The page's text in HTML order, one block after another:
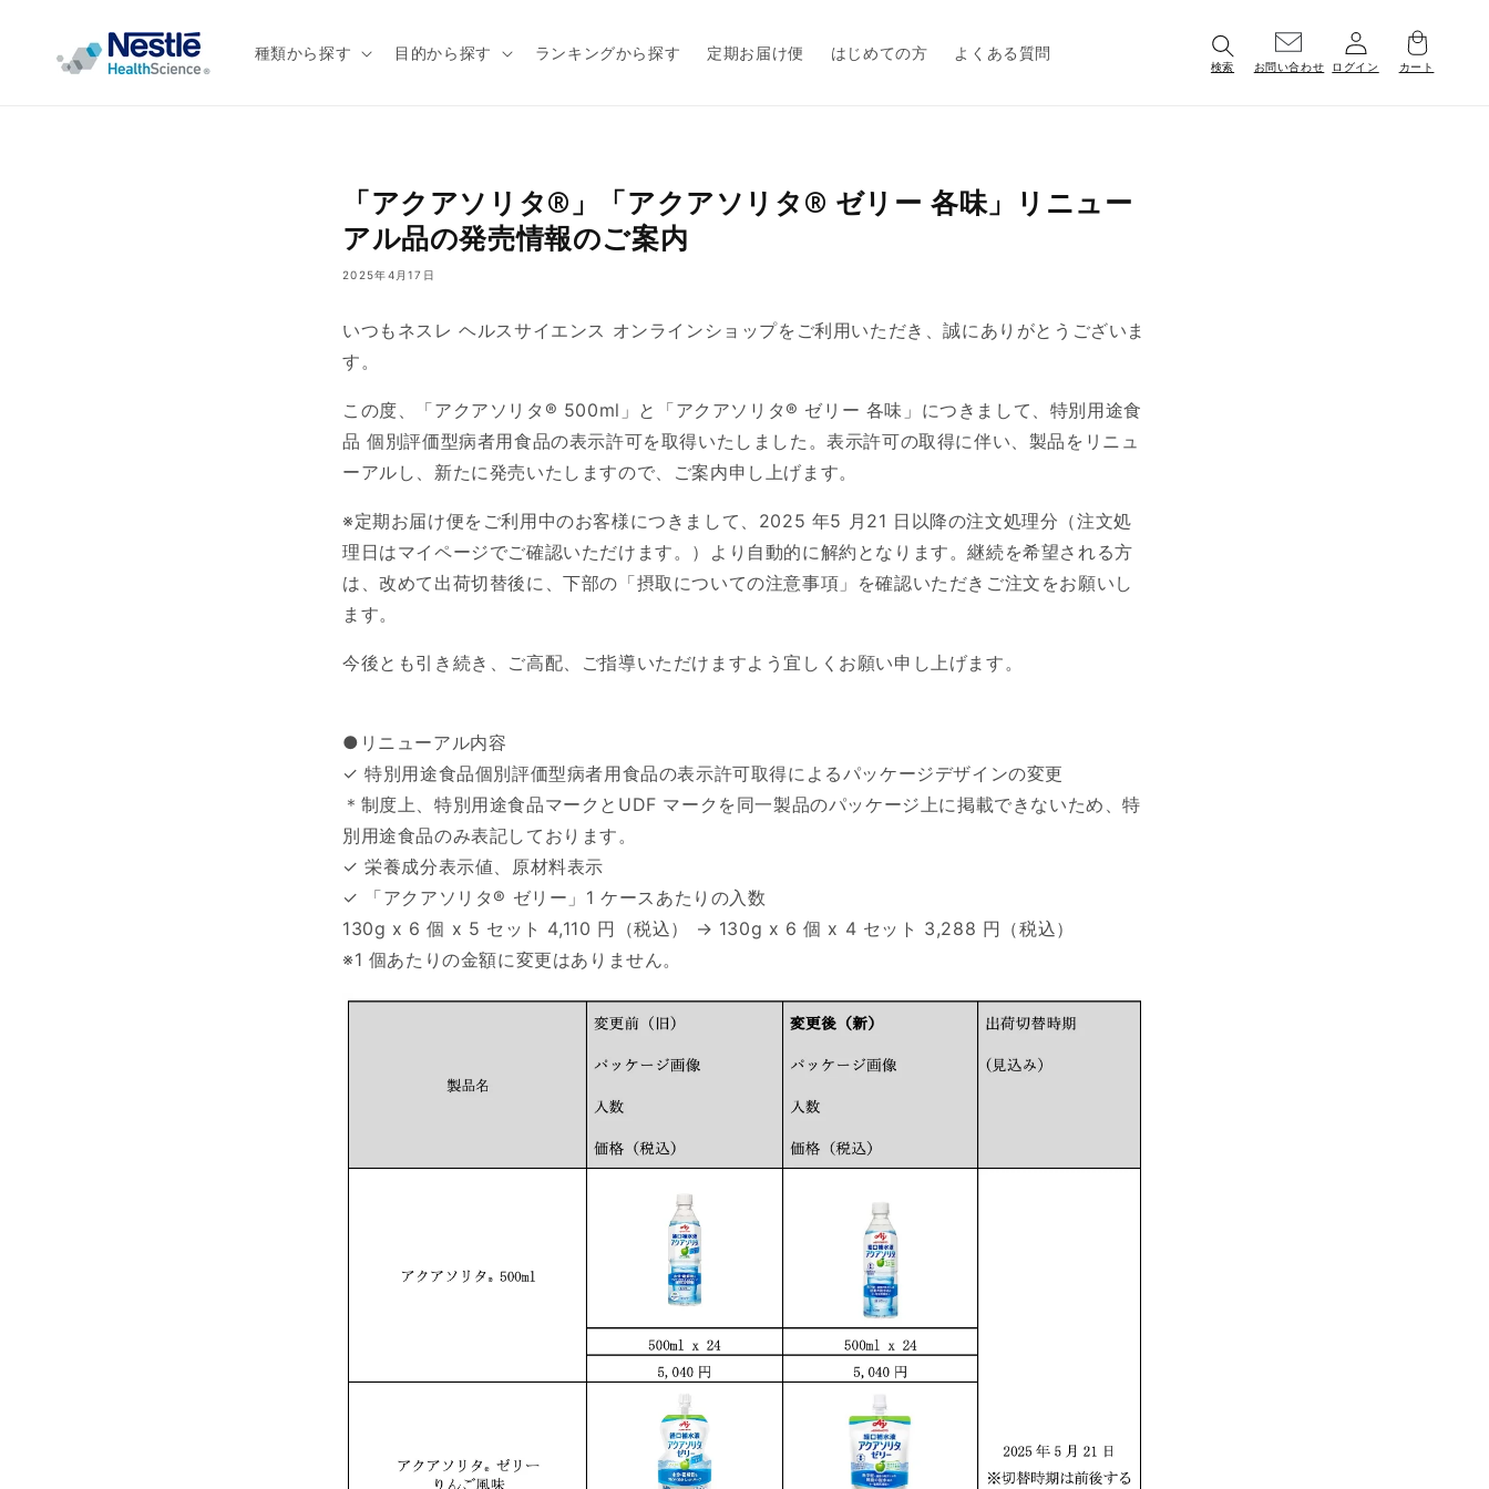
種類から探す 目的から探す ランキングから探す 定期お届け便 はじめての方 よくある質問
検索 お問い合わせ ログイン カート
「アクアソリタ®」「アクアソリタ® ゼリー 各味」リニュー
アル品の発売情報のご案内
2025年4月17日
いつもネスレ ヘルスサイエンス オンラインショップをご利用いただき、誠にありがとうございま
す。
この度、「アクアソリタ® 500ml」と「アクアソリタ® ゼリー 各味」につきまして、特別用途食
品 個別評価型病者用食品の表示許可を取得いたしました。表示許可の取得に伴い、製品をリニュ
ーアルし、新たに発売いたしますので、ご案内申し上げます。
※定期お届け便をご利用中のお客様につきまして、2025 年5 月21 日以降の注文処理分（注文処
理日はマイページでご確認いただけます。）より自動的に解約となります。継続を希望される方
は、改めて出荷切替後に、下部の「摂取についての注意事項」を確認いただきご注文をお願いし
ます。
今後とも引き続き、ご高配、ご指導いただけますよう宜しくお願い申し上げます。
●リニューアル内容
✓ 特別用途食品個別評価型病者用食品の表示許可取得によるパッケージデザインの変更
＊制度上、特別用途食品マークとUDF マークを同一製品のパッケージ上に掲載できないため、特
別用途食品のみ表記しております。
✓ 栄養成分表示値、原材料表示
✓ 「アクアソリタ® ゼリー」1 ケースあたりの入数
130g x 6 個 x 5 セット 4,110 円（税込） → 130g x 6 個 x 4 セット 3,288 円（税込）
※1 個あたりの金額に変更はありません。